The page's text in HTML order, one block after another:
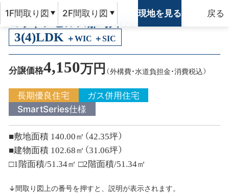
コットンヒルズ那珂川cross
3(4)LDK ＋WIC ＋SIC
分譲価格4,150万円 （外構費・水道負担金・消費税込）
長期優良住宅
ガス併用住宅
SmartSeries仕様
■敷地面積 140.00㎡（42.35坪）
■建物面積 102.68㎡（31.06坪）
□1階面積/51.34㎡ □2階面積/51.34㎡
↓間取り図上の番号を押すと、説明が表示されます。
1F間取り図 2F間取り図 戻る
現地を見る